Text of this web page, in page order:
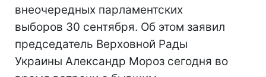
внеочередных парламентских
выборов 30 сентября. Об этом заявил
председатель Верховной Рады
Украины Александр Мороз сегодня во